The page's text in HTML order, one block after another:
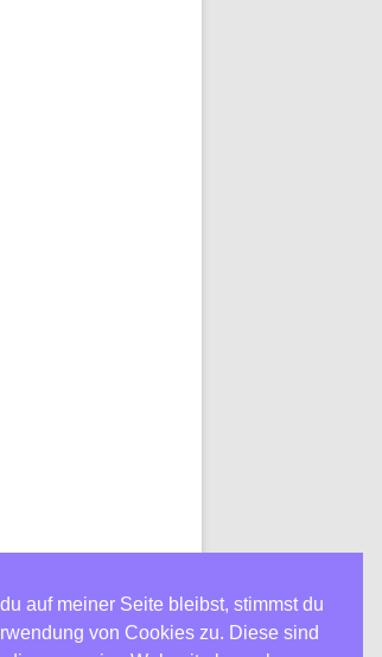
auf meiner Seite bleibst, stimmst du
von Cookies zu. Diese sind